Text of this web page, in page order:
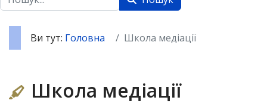
Ви тут: Головна Школа медіації
Школа медіації